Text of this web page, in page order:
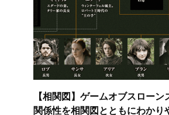
【相関図】ゲームオブスローン
関係性を相関図とともにわかり